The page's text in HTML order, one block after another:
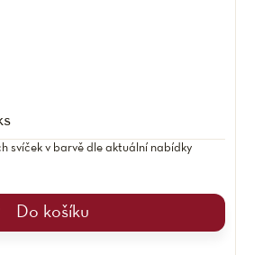
Do košíku
svíček v barvě dle aktuální nabídky